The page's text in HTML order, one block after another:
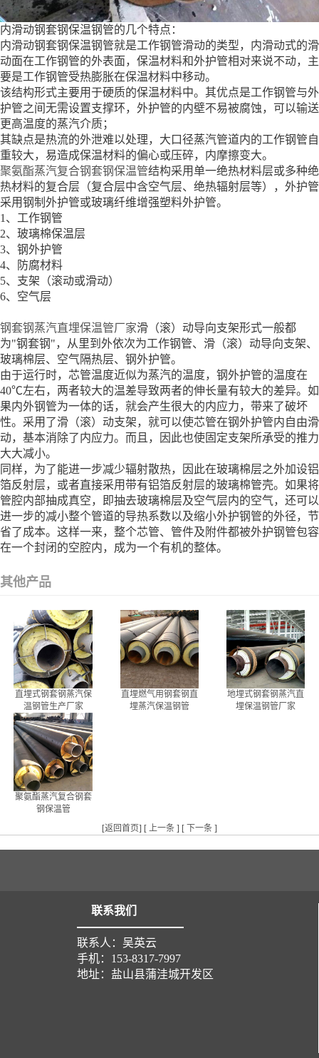
内滑动钢套钢保温钢管的几个特点：
内滑动钢套钢保温钢管就是工作钢管滑动的类型，内滑动式的滑
动面在工作钢管的外表面，保温材料和外护管相对来说不动，主
要是工作钢管受热膨胀在保温材料中移动。
该结构形式主要用于硬质的保温材料中。其优点是工作钢管与外
护管之间无需设置支撑环，外护管的内壁不易被腐蚀，可以输送
更高温度的蒸汽介质；
其缺点是热流的外泄难以处理，大口径蒸汽管道内的工作钢管自
重较大，易造成保温材料的偏心或压碎，内摩擦变大。
聚氨酯蒸汽复合钢套钢保温管结构采用单一绝热材料层或多种绝
热材料的复合层（复合层中含空气层、绝热辐射层等），外护管
采用钢制外护管或玻璃纤维增强塑料外护管。
1、工作钢管
2、玻璃棉保温层
3、钢外护管
4、防腐材料
5、支架（滚动或滑动）
6、空气层
钢套钢蒸汽直埋保温管厂家滑（滚）动导向支架形式一般都
为"钢套钢"，从里到外依次为工作钢管、滑（滚）动导向支架、
玻璃棉层、空气隔热层、钢外护管。
由于运行时，芯管温度近似为蒸汽的温度，钢外护管的温度在
40℃左右，两者较大的温差导致两者的伸长量有较大的差异。如
果内外钢管为一体的话，就会产生很大的内应力，带来了破坏
性。采用了滑（滚）动支架，就可以使芯管在钢外护管内自由滑
动，基本消除了内应力。而且，因此也使固定支架所承受的推力
大大减小。
同样，为了能进一步减少辐射散热，因此在玻璃棉层之外加设铝
箔反射层，或者直接采用带有铝箔反射层的玻璃棉管壳。如果将
管腔内部抽成真空，即抽去玻璃棉层及空气层内的空气，还可以
进一步的减小整个管道的导热系数以及缩小外护钢管的外径，节
省了成本。这样一来，整个芯管、管件及附件都被外护钢管包容
在一个封闭的空腔内，成为一个有机的整体。
其他产品
直埋式钢套钢蒸汽保
温钢管生产厂家
直埋燃气用钢套钢直
埋蒸汽保温钢管
地埋式钢套钢蒸汽直
埋保温钢管厂家
聚氨酯蒸汽复合钢套
钢保温管
[返回首页] [ 上一条 ] [ 下一条 ]
联系我们
联系人：吴英云
手机：153-8317-7997
地址：盐山县蒲洼城开发区